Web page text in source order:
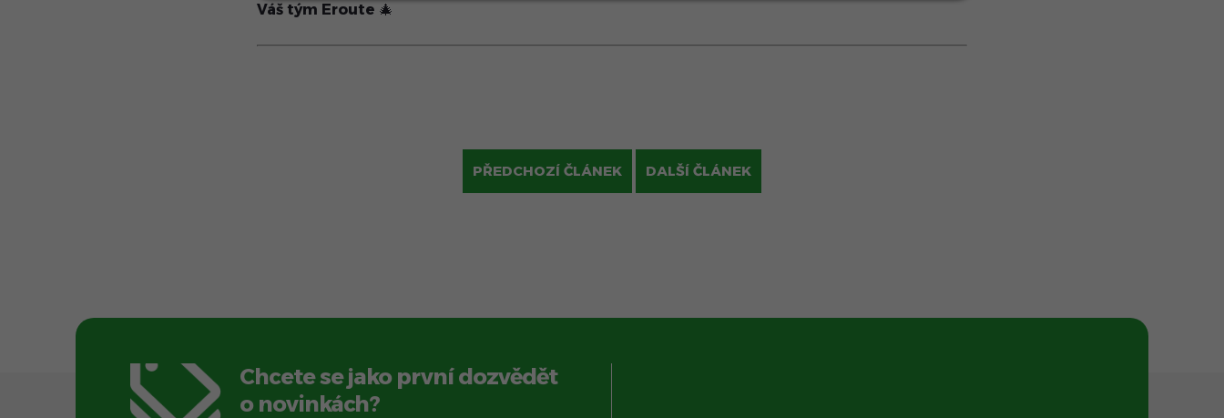
Váš tým Eroute 🎄
PŘEDCHOZÍ ČLÁNEK DALŠÍ ČLÁNEK
Chcete se jako první dozvědět
o novinkách?